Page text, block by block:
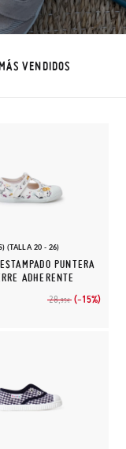
(TALLA 20 - 26)
PUNTERA
ADHERENTE
28,95€ (-15%)